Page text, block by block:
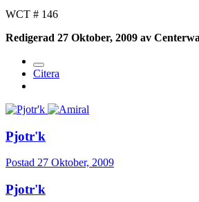
WCT # 146
Redigerad 27 Oktober, 2009 av
Citera
Pjotr'k
Postad 27 Oktober, 2009
Pjotr'k